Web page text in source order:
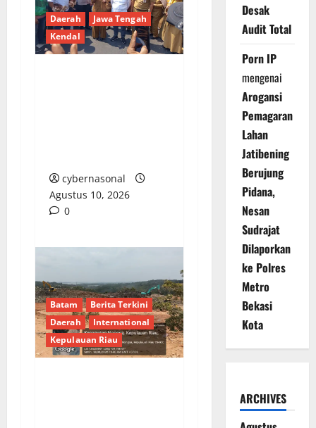
Daerah
Jawa Tengah
Kendal
cybernasonal
Agustus 10, 2026
0
Batam
Berita Terkini
Daerah
International
Kepulauan Riau
Desak
Audit Total
Porn IP
mengenai
Arogansi
Pemagaran
Lahan
Jatibening
Berujung
Pidana,
Nesan
Sudrajat
Dilaporkan
ke Polres
Metro
Bekasi
Kota
ARCHIVES